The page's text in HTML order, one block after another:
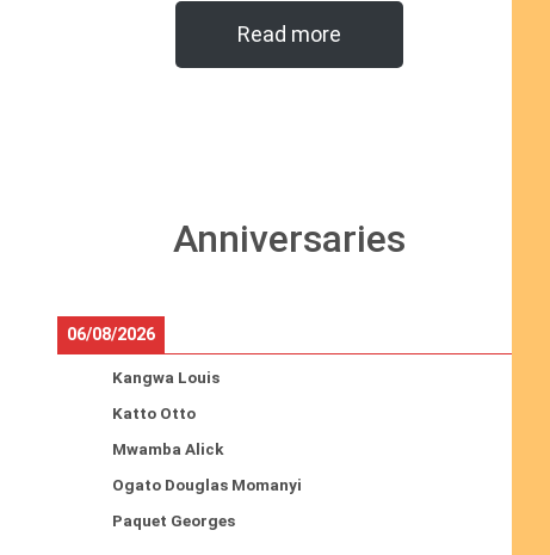
Read more
Anniversaries
06/08/2026
Kangwa Louis
Katto Otto
Mwamba Alick
Ogato Douglas Momanyi
Paquet Georges